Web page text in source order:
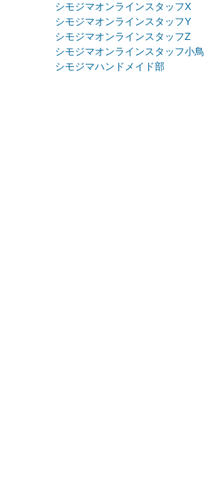
シモジマオンラインスタッフX
シモジマオンラインスタッフY
シモジマオンラインスタッフZ
シモジマオンラインスタッフ小鳥
シモジマハンドメイド部